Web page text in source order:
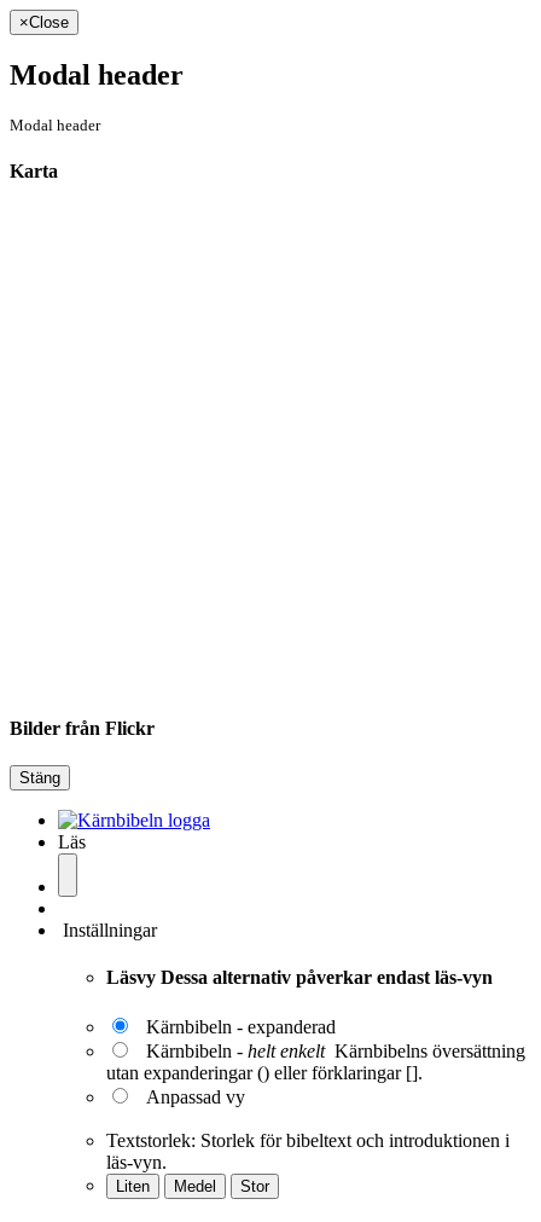
×Close
Modal header
Modal header
Karta
Bilder från Flickr
Stäng
Läs
Inställningar
Läsvy Dessa alternativ påverkar endast läs-vyn
Kärnbibeln - expanderad
Kärnbibeln - helt enkelt Kärnbibelns översättning
utan expanderingar () eller förklaringar [].
Anpassad vy
Textstorlek: Storlek för bibeltext och introduktionen i
läs-vyn.
Liten Medel Stor